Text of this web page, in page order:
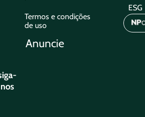
Termos e condições
de uso
Anuncie
ESG
nos